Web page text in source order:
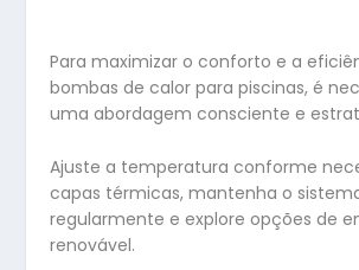
Para maximizar o conforto e a
bombas de calor para piscinas, é
uma abordagem consciente e
Ajuste a temperatura conforme
capas térmicas, mantenha o
regularmente e explore opções de
renovável.